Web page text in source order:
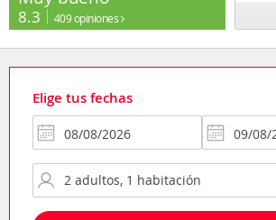
8.3 409 opiniones
Elige tus fechas